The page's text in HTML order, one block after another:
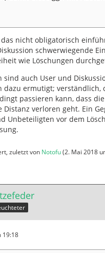
nicht obligatorisch
schwerwiegende
wie Löschungen
sind auch User und
dazu ermutigt; verständlich,
passieren kann, dass
verloren geht. Ein
Unbeteiligten vor dem
zuletzt von Notofu(2. Mai 2018
19:18